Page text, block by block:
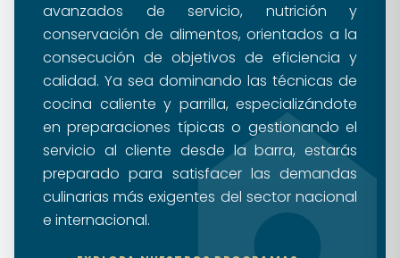
avanzados de servicio, nutrición y
conservación de alimentos, orientados a la
consecución de objetivos de eficiencia y
calidad. Ya sea dominando las técnicas de
cocina caliente y parrilla, especializándote
en preparaciones típicas o gestionando el
servicio al cliente desde la barra, estarás
preparado para satisfacer las demandas
culinarias más exigentes del sector nacional
e internacional.